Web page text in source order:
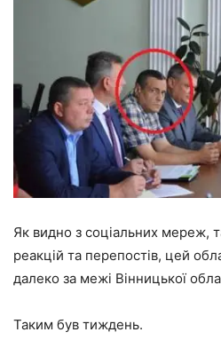
Як видно з соціальних мереж,
реакцій та перепостів, цей
далеко за межі Вінницької
Таким був тиждень.